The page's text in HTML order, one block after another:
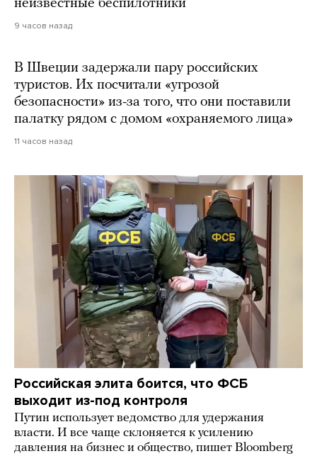
неизвестные беспилотники
9 часов назад
В Швеции задержали пару российских
туристов. Их посчитали «угрозой
безопасности» из-за того, что они поставили
палатку рядом с домом «охраняемого лица»
11 часов назад
Российская элита боится, что ФСБ
выходит из-под контроля
Путин использует ведомство для удержания
власти. И все чаще склоняется к усилению
давления на бизнес и общество, пишет Bloomberg